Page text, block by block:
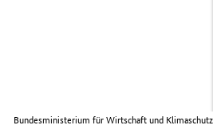
Bundesministerium für Wirtschaft und Klimaschutz